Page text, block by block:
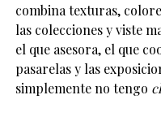
combina texturas,
las colecciones y viste
el que asesora, el que
pasarelas y las
simplemente no tengo